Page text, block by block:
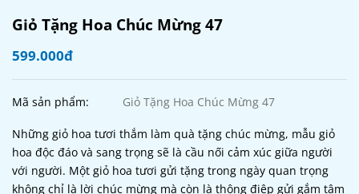
Giỏ Tặng Hoa Chúc Mừng 47
599.000đ
Mã sản phẩm: Giỏ Tặng Hoa Chúc Mừng 47
Những giỏ hoa tươi thắm làm quà tặng chúc mừng, mẫu giỏ
hoa độc đáo và sang trọng sẽ là cầu nối cảm xúc giữa người
với người. Một giỏ hoa tươi gửi tặng trong ngày quan trọng
không chỉ là lời chúc mừng mà còn là thông điệp gửi gắm tâm